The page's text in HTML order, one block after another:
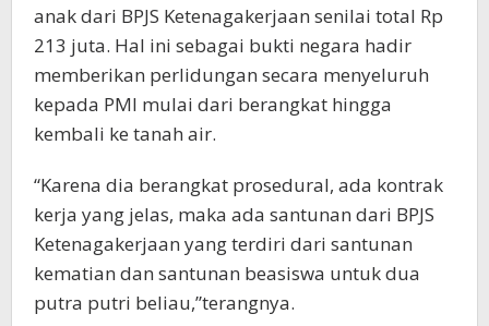
anak dari BPJS Ketenagakerjaan senilai total Rp
213 juta. Hal ini sebagai bukti negara hadir
memberikan perlidungan secara menyeluruh
kepada PMI mulai dari berangkat hingga
kembali ke tanah air.
“Karena dia berangkat prosedural, ada kontrak
kerja yang jelas, maka ada santunan dari BPJS
Ketenagakerjaan yang terdiri dari santunan
kematian dan santunan beasiswa untuk dua
putra putri beliau,”terangnya.